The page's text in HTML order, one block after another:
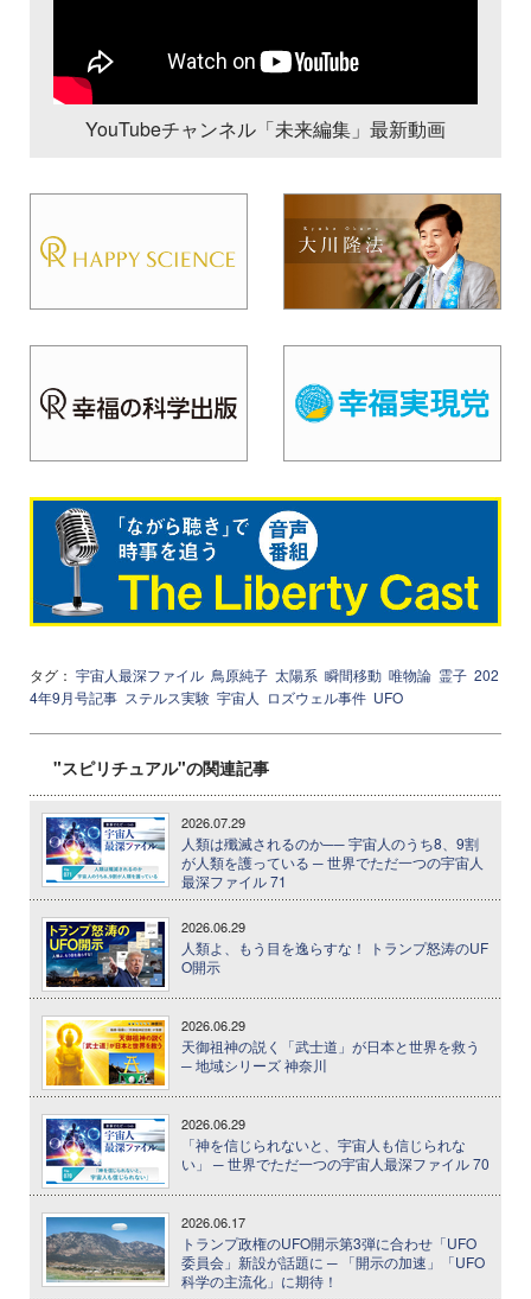
YouTubeチャンネル「未来編集」最新動画
タグ： 宇宙人最深ファイル 鳥原純子 太陽系 瞬間移動 唯物論 霊子 202
4年9月号記事 ステルス実験 宇宙人 ロズウェル事件 UFO
"スピリチュアル"の関連記事
2026.07.29
人類は殲滅されるのか── 宇宙人のうち8、9割
が人類を護っている ─ 世界でただ一つの宇宙人
最深ファイル 71
2026.06.29
人類よ、もう目を逸らすな！ トランプ怒涛のUF
O開示
2026.06.29
天御祖神の説く「武士道」が日本と世界を救う
─ 地域シリーズ 神奈川
2026.06.29
「神を信じられないと、宇宙人も信じられな
い」 ─ 世界でただ一つの宇宙人最深ファイル 70
2026.06.17
トランプ政権のUFO開示第3弾に合わせ「UFO
委員会」新設が話題に ─ 「開示の加速」「UFO
科学の主流化」に期待！